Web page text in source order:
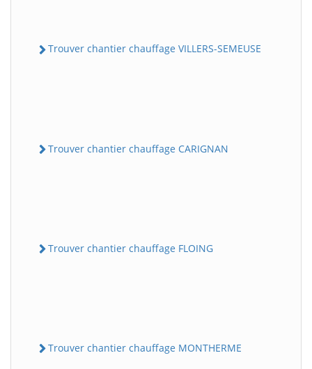
Trouver chantier chauffage VILLERS-SEMEUSE
Trouver chantier chauffage CARIGNAN
Trouver chantier chauffage FLOING
Trouver chantier chauffage MONTHERME